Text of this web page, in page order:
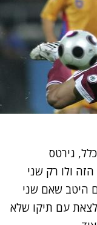
גירטס
ולו רק שני
היטב שאם שני
עם תיקו שלא